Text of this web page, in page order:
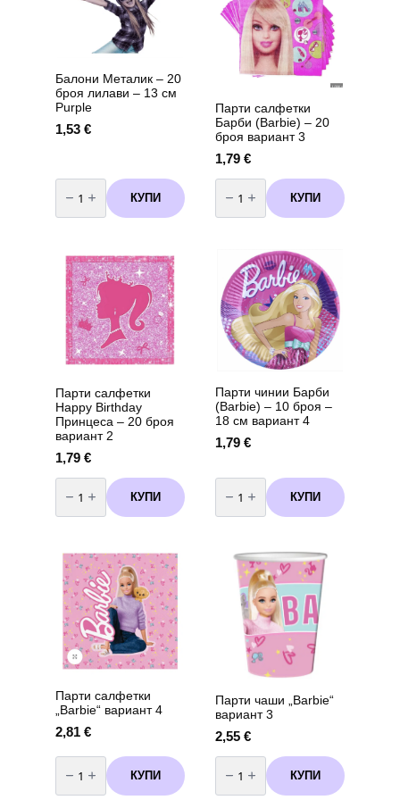
Балони Металик – 20
броя лилави – 13 см
Purple
1,53 €
количество
за
Балони
Металик
броя
лилави
13
см
Purple
КУПИ
Парти салфетки
Барби (Barbie) – 20
броя вариант 3
1,79 €
количество
за
Парти
салфетки
броя
вариант
КУПИ
Парти салфетки
Happy Birthday
Принцеса – 20 броя
вариант 2
1,79 €
количество
за
Парти
салфетки
Принцеса
20
броя
вариант
КУПИ
Парти чинии Барби
(Barbie) – 10 броя –
18 см вариант 4
1,79 €
количество
за
Парти
чинии
броя
вариант
КУПИ
Парти салфетки
„Barbie“ вариант 4
2,81 €
количество
за
Парти
салфетки
КУПИ
Парти чаши „Barbie“
вариант 3
2,55 €
количество
за
Парти
чаши
КУПИ